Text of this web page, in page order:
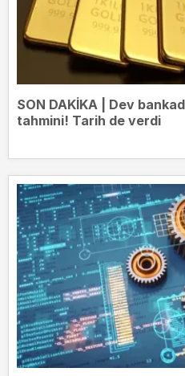
SON DAKİKA | Dev
tahmini! Tarih de verdi